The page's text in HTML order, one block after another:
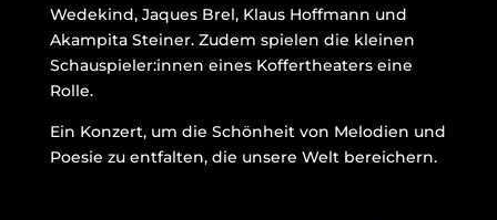
Wedekind, Jaques Brel, Klaus Hoffmann und
Akampita Steiner. Zudem spielen die kleinen
Schauspieler:innen eines Koffertheaters eine
Rolle.
Ein Konzert, um die Schönheit von Melodien und
Poesie zu entfalten, die unsere Welt bereichern.